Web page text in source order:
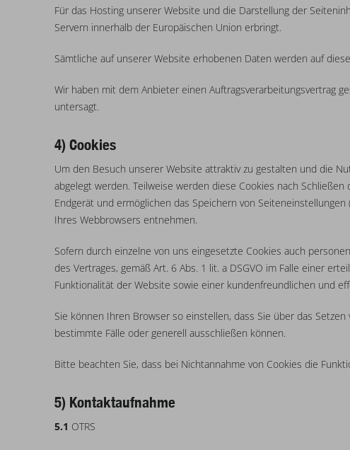
Für das Hosting unserer Website und die Darstellung der
Servern innerhalb der Europäischen Union erbringt.
Sämtliche auf unserer Website erhobenen Daten werden auf
Wir haben mit dem Anbieter einen Auftragsverarbeitungsvertrag
untersagt.
4) Cookies
Um den Besuch unserer Website attraktiv zu gestalten und die
abgelegt werden. Teilweise werden diese Cookies nach
Endgerät und ermöglichen das Speichern von
Ihres Webbrowsers entnehmen.
Sofern durch einzelne von uns eingesetzte Cookies auch
des Vertrages, gemäß Art. 6 Abs. 1 lit. a DSGVO im Falle einer
Funktionalität der Website sowie einer kundenfreundlichen und
Sie können Ihren Browser so einstellen, dass Sie über das
bestimmte Fälle oder generell ausschließen können.
Bitte beachten Sie, dass bei Nichtannahme von Cookies die
5) Kontaktaufnahme
5.1 OTRS